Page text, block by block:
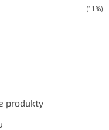
(11%)
produkty